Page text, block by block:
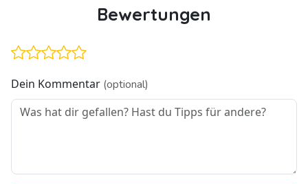
Bewertungen
Dein Kommentar (optional)